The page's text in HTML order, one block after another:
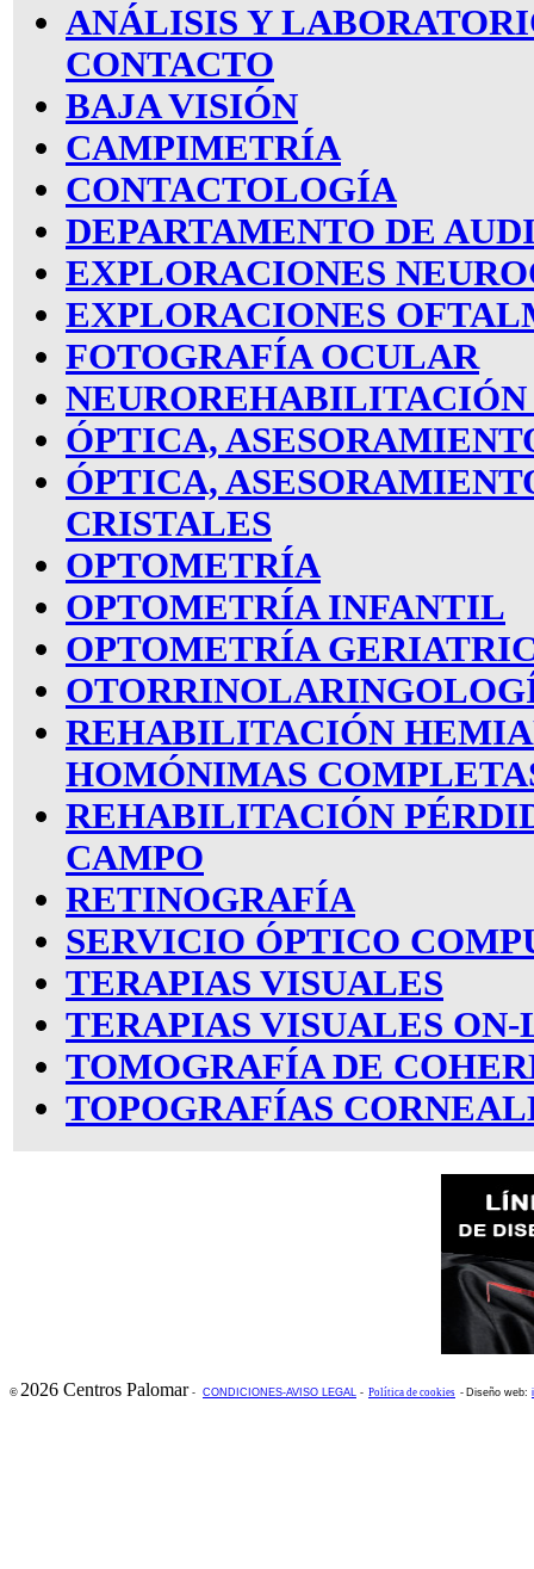
ANÁLISIS Y
CONTACTO
BAJA VISIÓN
CAMPIMETRÍA
CONTACTOLOGÍA
DEPARTAMENTO DE
EXPLORACIONES
EXPLORACIONES
FOTOGRAFÍA OCULAR
ÓPTICA,
ÓPTICA,
CRISTALES
OPTOMETRÍA
OPTOMETRÍA INFANTIL
OPTOMETRÍA
REHABILITACIÓN
HOMÓNIMAS
REHABILITACIÓN
CAMPO
RETINOGRAFÍA
SERVICIO ÓPTICO
TERAPIAS VISUALES
TERAPIAS VISUALES
TOMOGRAFÍA DE
TOPOGRAFÍAS
© 2026 Centros Palomar- CONDICIONES-AVISO LEGAL - Política de cookies - Diseño web: